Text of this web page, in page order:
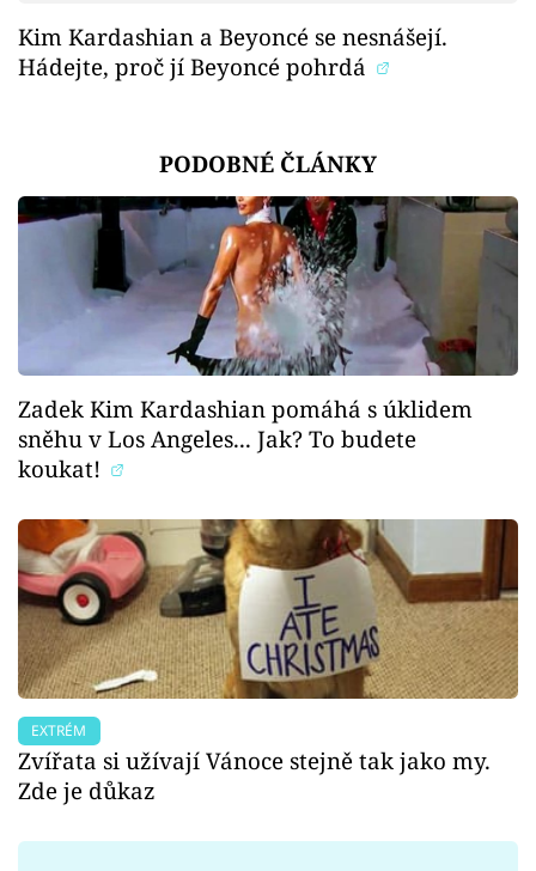
Kim Kardashian a Beyoncé se nesnášejí.
Hádejte, proč jí Beyoncé pohrdá
PODOBNÉ ČLÁNKY
Zadek Kim Kardashian pomáhá s úklidem
sněhu v Los Angeles... Jak? To budete
koukat!
EXTRÉM
Zvířata si užívají Vánoce stejně tak jako my.
Zde je důkaz